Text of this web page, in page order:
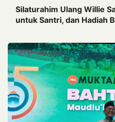
Silaturahim Ulang Willie
untuk Santri, dan Hadiah